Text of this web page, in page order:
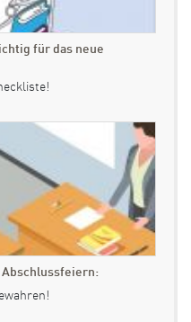
für das neue